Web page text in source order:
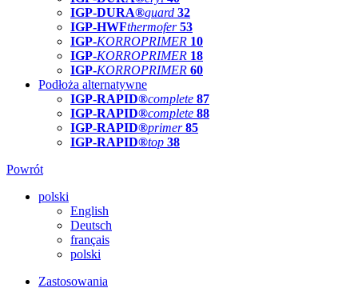
IGP-DURA®guard 32
IGP-HWFthermofer 53
IGP-KORROPRIMER 10
IGP-KORROPRIMER 18
IGP-KORROPRIMER 60
Podłoża alternatywne
IGP-RAPID®complete 87
IGP-RAPID®complete 88
IGP-RAPID®primer 85
IGP-RAPID®top 38
Powrót
polski
English
Deutsch
français
polski
Zastosowania